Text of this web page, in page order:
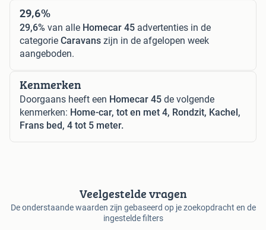
29,6%
29,6% van alle Homecar 45 advertenties in de
categorie Caravans zijn in de afgelopen week
aangeboden.
Kenmerken
Doorgaans heeft een Homecar 45 de volgende
kenmerken: Home-car, tot en met 4, Rondzit, Kachel,
Frans bed, 4 tot 5 meter.
Veelgestelde vragen
De onderstaande waarden zijn gebaseerd op je zoekopdracht en de
ingestelde filters